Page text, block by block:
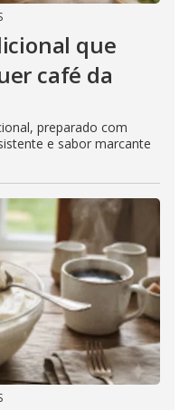
que
café da
preparado com
e sabor marcante